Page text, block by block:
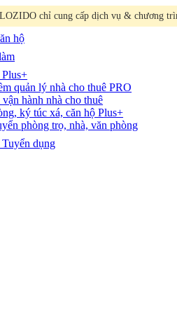
LOZIDO chỉ cung cấp dịch vụ & chương
hộ
quản lý nhà cho thuêPRO
hành nhà cho thuê
ký túc xá, căn hộPlus+
phòng trọ, nhà, văn phòng
dụng